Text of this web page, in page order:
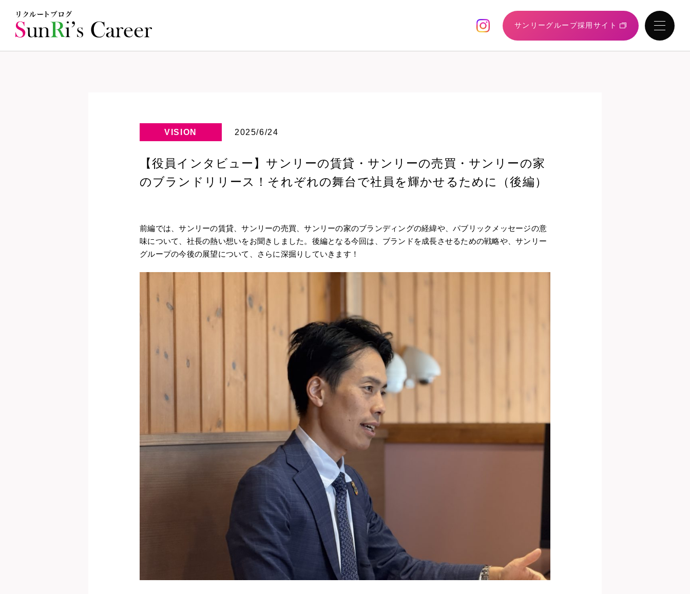
サンリーグループ採用サイト
VISION 2025/6/24
【役員インタビュー】サンリーの賃貸・サンリーの売買・サンリーの家
のブランドリリース！それぞれの舞台で社員を輝かせるために（後編）
前編では、サンリーの賃貸、サンリーの売買、サンリーの家のブランディングの経緯や、パブリックメッセージの意
味について、社長の熱い想いをお聞きしました。後編となる今回は、ブランドを成長させるための戦略や、サンリー
グループの今後の展望について、さらに深掘りしていきます！